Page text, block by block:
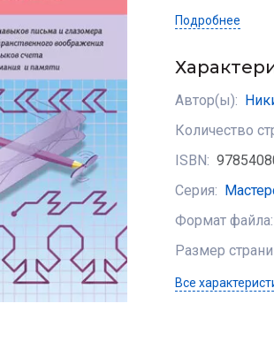
Подробнее
Автор(ы):
Количество
ISBN:
Серия:
Формат файла:
Размер
Все